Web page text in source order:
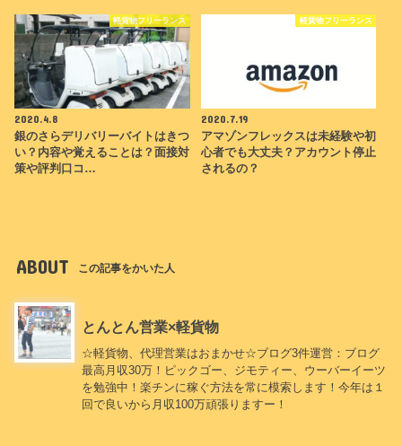
軽貨物フリーランス
2020.4.8
銀のさらデリバリーバイトはきつ
い？内容や覚えることは？面接対
策や評判口コ…
軽貨物フリーランス
2020.7.19
アマゾンフレックスは未経験や初
心者でも大丈夫？アカウント停止
されるの？
ABOUT この記事をかいた人
とんとん営業×軽貨物
☆軽貨物、代理営業はおまかせ☆ブログ3件運営：ブログ
最高月収30万！ピックゴー、ジモティー、ウーバーイーツ
を勉強中！楽チンに稼ぐ方法を常に模索します！今年は１
回で良いから月収100万頑張りますー！